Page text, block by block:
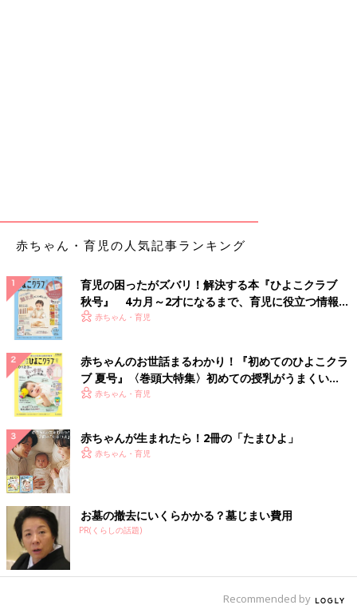
赤ちゃん・育児の人気記事ランキング
育児の困ったがズバリ！解決する本『ひよこクラブ
秋号』 4カ月～2才になるまで、育児に役立つ情報が
いっぱい！
赤ちゃん・育児
赤ちゃんのお世話まるわかり！『初めてのひよこクラ
ブ 夏号』〈巻頭大特集〉初めての授乳がうまくい
く！ おっぱい・ミルクの基本と夏のトラブル 解決テ
赤ちゃん・育児
赤ちゃんが生まれたら！2冊の「たまひよ」
赤ちゃん・育児
お墓の撤去にいくらかかる？墓じまい費用
PR(くらしの話題)
Recommended by